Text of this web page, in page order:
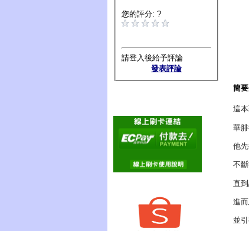
您的評分: ?
請登入後給予評論
發表評論
簡
這
華
他
不
直
進
並